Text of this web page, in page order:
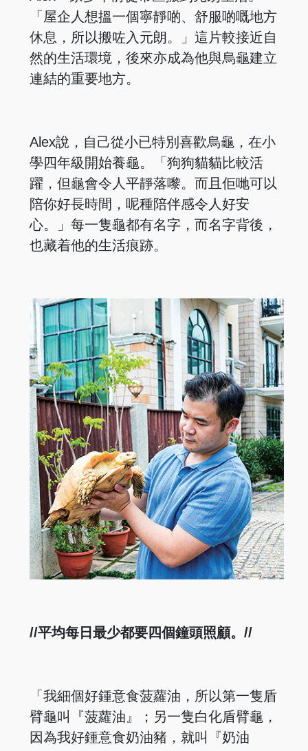
「屋企人想搵一個寧靜啲、舒服啲嘅地方
休息，所以搬咗入元朗。」這片較接近自
然的生活環境，後來亦成為他與烏龜建立
連結的重要地方。
Alex說，自己從小已特別喜歡烏龜，在小
學四年級開始養龜。「狗狗貓貓比較活
躍，但龜會令人平靜落嚟。而且佢哋可以
陪你好長時間，呢種陪伴感令人好安
心。」每一隻龜都有名字，而名字背後，
也藏着他的生活痕跡。
//平均每日最少都要四個鐘頭照顧。//
「我細個好鍾意食菠蘿油，所以第一隻盾
臂龜叫『菠蘿油』；另一隻白化盾臂龜，
因為我好鍾意食奶油豬，就叫『奶油